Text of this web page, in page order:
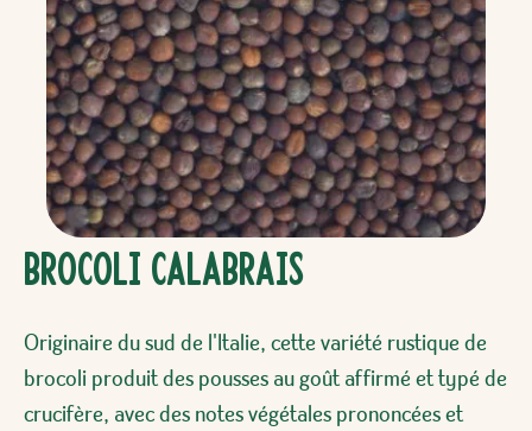
Brocoli Calabrais
Originaire du sud de l'Italie, cette variété rustique de
brocoli produit des pousses au goût affirmé et typé de
crucifère, avec des notes végétales prononcées et